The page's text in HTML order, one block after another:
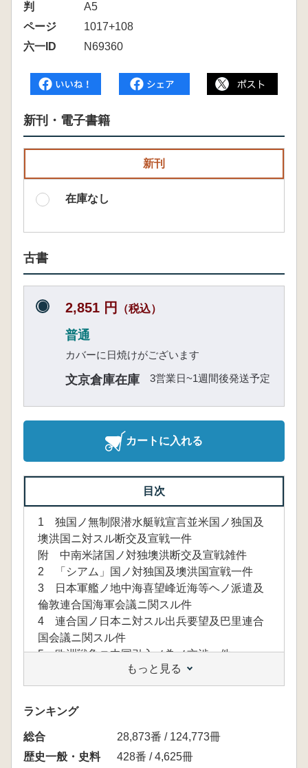
判
A5
ページ
1017+108
六一ID
N69360
新刊・電子書籍
新刊
在庫なし
古書
2,851 円 （税込）
普通
カバーに日焼けがございます
文京倉庫在庫 3営業日~1週間後発送予定
カートに入れる
目次
1 独国ノ無制限潜水艇戦宣言並米国ノ独国及
墺洪国ニ対スル断交及宣戦一件
附 中南米諸国ノ対独墺洪断交及宣戦雑件
2 「シアム」国ノ対独国及墺洪国宣戦一件
3 日本軍艦ノ地中海喜望峰近海等ヘノ派遣及
倫敦連合国海軍会議ニ関スル件
4 連合国ノ日本ニ対スル出兵要望及巴里連合
国会議ニ関スル件
5 欧洲戦争ニ中国引入ノ為ノ交渉一件
6 中国ノ欧洲出兵ニ関スル交渉一件
7 本邦ニ於テ各国ノ兵器軍需品調達関係一件
8 国際常設経済委員会一件
9 山東省及赤道以北太平洋独逸領諸島ノ戦後
処分ニ関スル交渉一件
10 山東省ニ於ケル通信業務ニ関スル交渉一件
もっと見る
ランキング
総合
28,873番 / 124,773冊
歴史一般・史料
428番 / 4,625冊